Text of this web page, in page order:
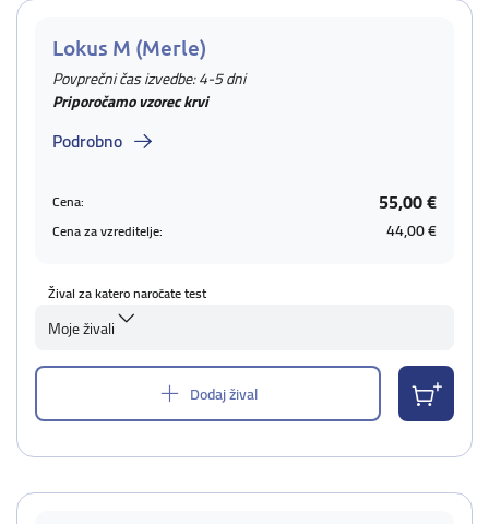
Lokus M (Merle)
Povprečni čas izvedbe: 4-5 dni
Priporočamo vzorec krvi
Podrobno
Cena: 55,00 €
Cena za vzreditelje: 44,00 €
Žival za katero naročate test
Moje živali
Dodaj žival